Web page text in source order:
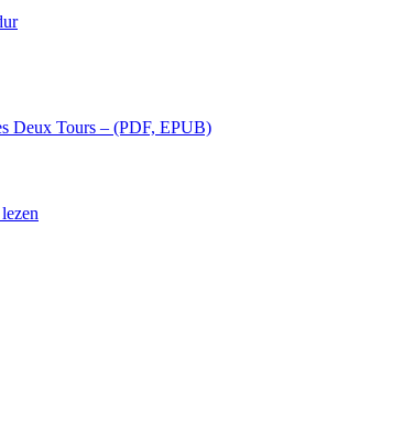
Deux Tours – (PDF, EPUB)